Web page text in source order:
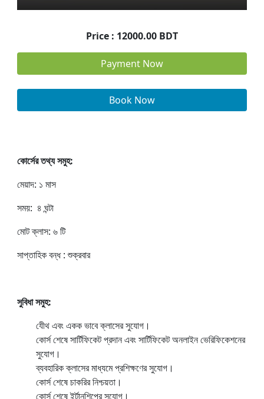
Book Now
Price : 12000.00 BDT
Payment Now
কোর্সের তথ্য সমুহ:
মেয়াদ: ১ মাস
সময়: ৪ ঘন্টা
মোট ক্লাস: ৬ টি
সাপ্তাহিক বন্ধ : শুক্রবার
সুবিধা সমুহ:
যেীথ এবং একক ভাবে ক্লাসের সুযোগ।
কোর্স শেষে সার্টিফিকেট প্রদান এবং সার্টিফিকেট অনলাইন ভেরিফিকেশনের
সুযোগ।
ব্যবহারিক ক্লাসের মাধ্যমে প্রশিক্ষণের সুযোগ।
কোর্স শেষে চাকরির নিশ্চয়তা।
কোর্স শেষে ইর্ন্টানশিপের সুযোগ।